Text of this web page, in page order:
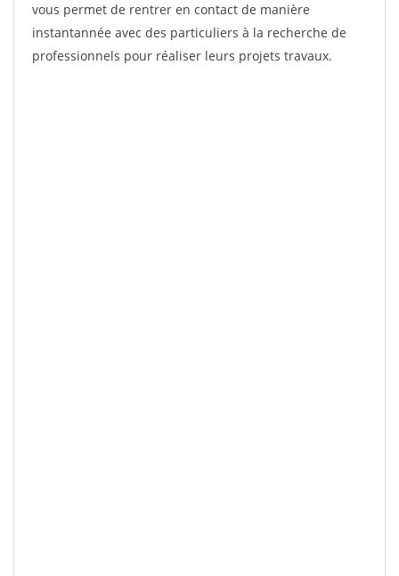
vous permet de rentrer en contact de manière
instantannée avec des particuliers à la recherche de
professionnels pour réaliser leurs projets travaux.